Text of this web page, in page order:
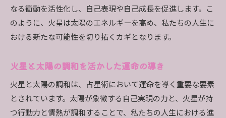
なる衝動を活性化し、自己表現や自己成長を促進します。こ
のように、火星は太陽のエネルギーを高め、私たちの人生に
おける新たな可能性を切り拓くカギとなります。
火星と太陽の調和を活かした運命の導き
火星と太陽の調和は、占星術において運命を導く重要な要素
とされています。太陽が象徴する自己実現の力と、火星が持
つ行動力と情熱が調和することで、私たちの人生における進